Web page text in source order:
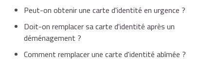
Peut-on obtenir une carte d'identité en urgence ?
Doit-on remplacer sa carte d'identité après un
déménagement ?
Comment remplacer une carte d'identité abîmée ?